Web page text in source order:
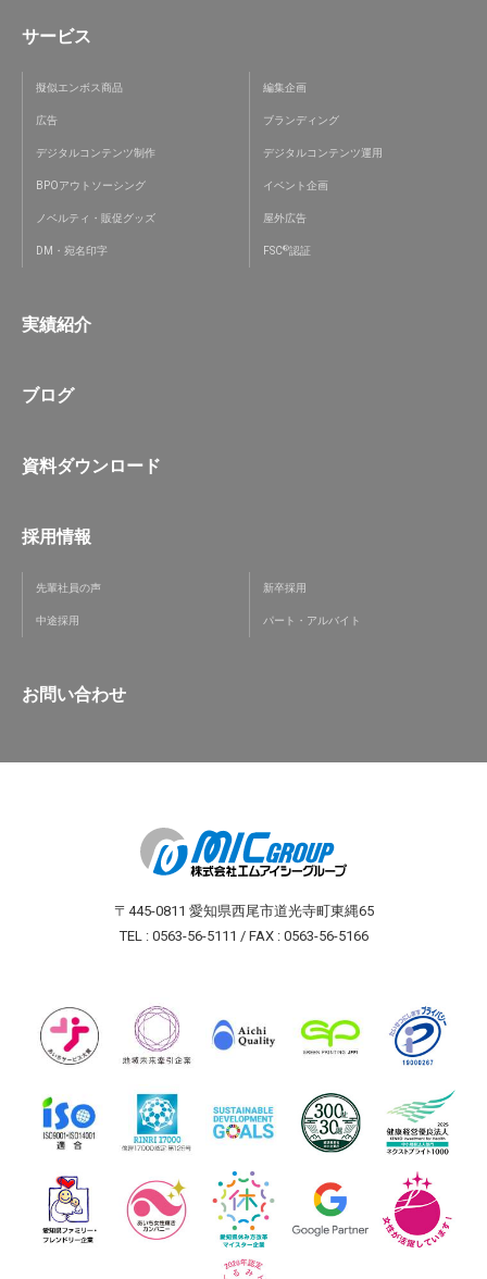
サービス
擬似エンボス商品 編集企画
広告 ブランディング
デジタルコンテンツ制作 デジタルコンテンツ運用
BPOアウトソーシング イベント企画
ノベルティ・販促グッズ 屋外広告
DM・宛名印字 FSC®認証
実績紹介
ブログ
資料ダウンロード
採用情報
先輩社員の声 新卒採用
中途採用 パート・アルバイト
お問い合わせ
〒445-0811 愛知県西尾市道光寺町東縄65
TEL : 0563-56-5111 / FAX : 0563-56-5166